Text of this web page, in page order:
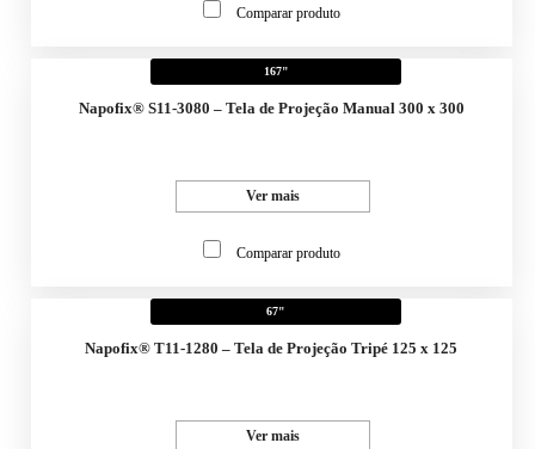
Comparar produto
167"
Napofix® S11-3080 – Tela de Projeção Manual 300 x 300
Ver mais
Comparar produto
67"
Napofix® T11-1280 – Tela de Projeção Tripé 125 x 125
Ver mais